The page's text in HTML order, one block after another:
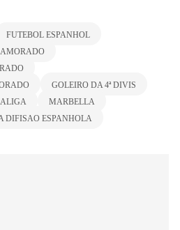
FUTEBOL ESPANHOL
GOLEIRO DA 4ª DIVIS
MARBELLA
DIFISAO ESPANHOLA